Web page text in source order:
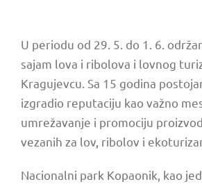
U periodu od 29. 5. do 1. 6.
sajam lova i ribolova i lovnog
Kragujevcu. Sa 15 godina
izgradio reputaciju kao važno
umrežavanje i promociju
vezanih za lov, ribolov i
Nacionalni park Kopaonik, kao